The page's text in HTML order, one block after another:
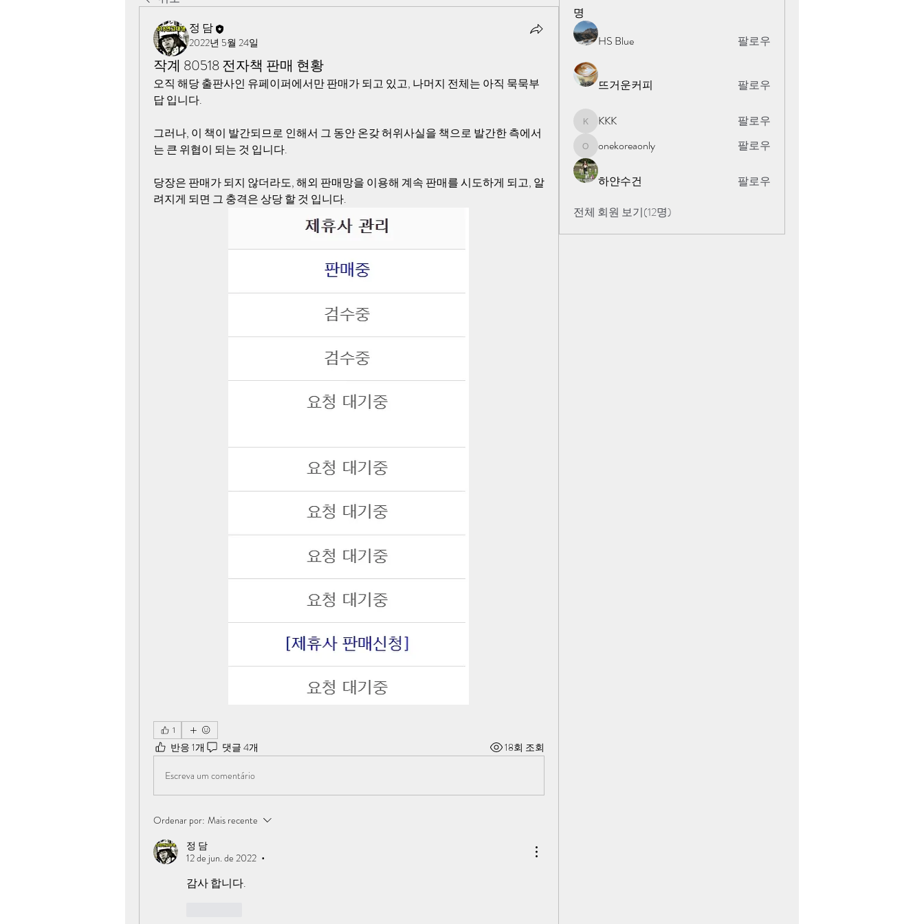
정 담
2022년 5월 24일
작계 80518 전자책 판매 현황
오직 해당 출판사인 유페이퍼에서만 판매가 되고 있고, 나머지 전체는 아직 묵묵부
답 입니다.
그러나, 이 책이 발간되므로 인해서 그 동안 온갖 허위사실을 책으로 발간한 측에서
는 큰 위협이 되는 것 입니다.
당장은 판매가 되지 않더라도, 해외 판매망을 이용해 계속 판매를 시도하게 되고, 알
려지게 되면 그 충격은 상당 할 것 입니다.
1
반응 1개 댓글 4개 18회 조회
Escreva um comentário
Ordenar por: Mais recente
정 담
12 de jun. de 2022
•
감사 합니다.
명
HS Blue
팔로우
뜨거운커피 팔로우
KKKKKK 팔로우
onekoreaonly
onekoreaonly 팔로우
하얀수건
팔로우
전체 회원 보기(12명)